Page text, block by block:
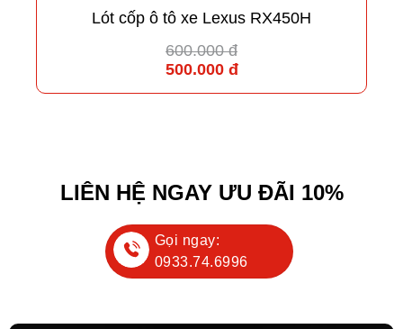
Lót cốp ô tô xe Lexus RX450H
600.000 đ
500.000 đ
LIÊN HỆ NGAY ƯU ĐÃI 10%
Gọi ngay:
0933.74.6996